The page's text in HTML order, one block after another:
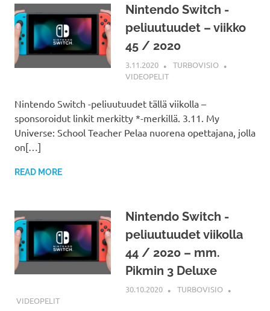
Nintendo Switch -
peliuutuudet – viikko
45 / 2020
3.11.2020
TURBOVISIO
VIDEOPELIT
Nintendo Switch -peliuutuudet tällä viikolla –
sponsoroidut linkit merkitty *-merkillä. 3.11. My
Universe: School Teacher Pelaa nuorena opettajana, jolla
on[…]
READ MORE
Nintendo Switch -
peliuutuudet viikolla
44 / 2020 – mm.
Pikmin 3 Deluxe
30.10.2020
TURBOVISIO
VIDEOPELIT